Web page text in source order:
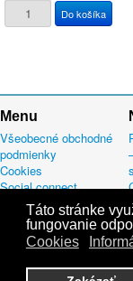
Táto stránke
fungovanie
Cookies
Menu
Všeobecné obchodné
podmienky
Cookies
Social connect
Mapa stránok
Informácie k osobným
údajom